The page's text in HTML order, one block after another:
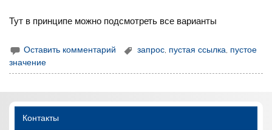
Тут в принципе можно подсмотреть все варианты
Оставить комментарий запрос пустая ссылка пустое
значение
Контакты